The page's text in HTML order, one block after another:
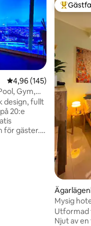
4,96 av 5 i
4,96 (145)
Gym,
design, fullt
20:e
för gäster.
Populär
Mysig
Abreeza
Utformad
Njut av